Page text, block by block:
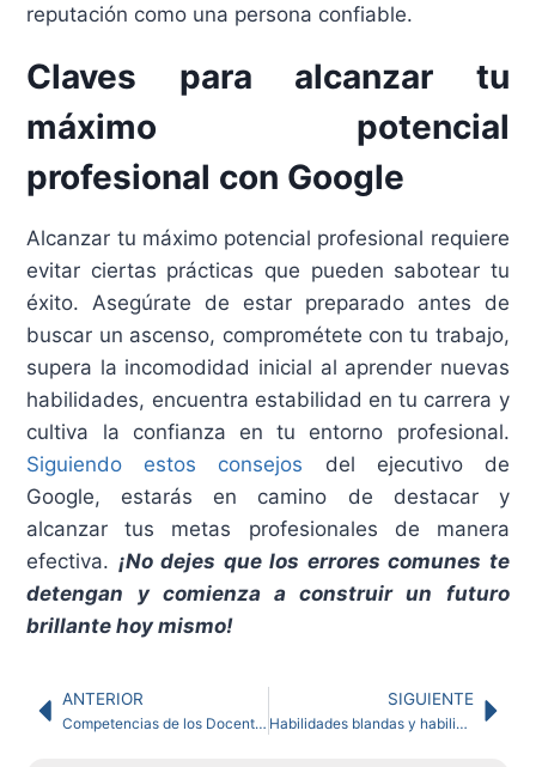
reputación como una persona confiable.
Claves para alcanzar tu
máximo potencial
profesional con Google
Alcanzar tu máximo potencial profesional requiere
evitar ciertas prácticas que pueden sabotear tu
éxito. Asegúrate de estar preparado antes de
buscar un ascenso, comprométete con tu trabajo,
supera la incomodidad inicial al aprender nuevas
habilidades, encuentra estabilidad en tu carrera y
cultiva la confianza en tu entorno profesional.
Siguiendo estos consejos del ejecutivo de
Google, estarás en camino de destacar y
alcanzar tus metas profesionales de manera
efectiva. ¡No dejes que los errores comunes te
detengan y comienza a construir un futuro
brillante hoy mismo!
ANTERIOR
Competencias de los Docentes en TIC: guía basada en la UNESCO
SIGUIENTE
Habilidades blandas y habilidades duras: la combinación necesaria para el mundo actual